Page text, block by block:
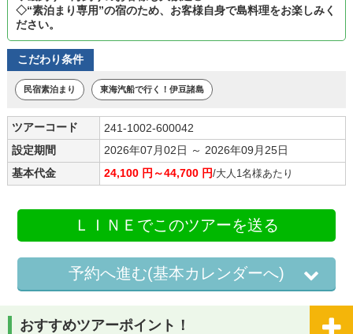
◇“素泊まり専用”の宿のため、お客様自身で島料理をお楽しみく
ださい。
こだわり条件
民宿素泊まり 東海汽船で行く！伊豆諸島
ツアーコード
241-1002-600042
設定期間
2026年07月02日 ～ 2026年09月25日
基本代金
24,100 円～44,700 円/大人1名様あたり
ＬＩＮＥでこのツアーを送る
予約へ進む(基本カレンダーへ)
おすすめツアーポイント！